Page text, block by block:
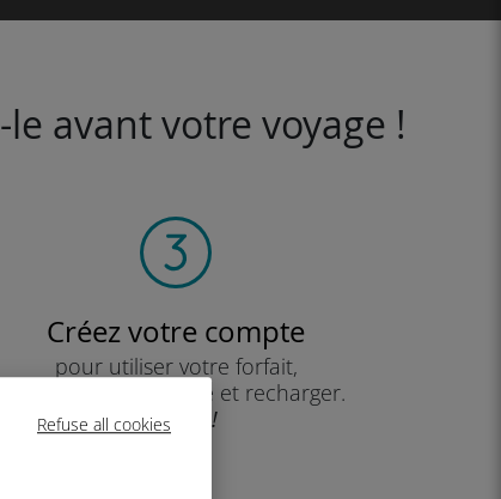
Refuse all cookies
avant votre voyage !
Créez votre compte
pour utiliser votre forfait,
consulter votre solde et recharger.
Profitez !